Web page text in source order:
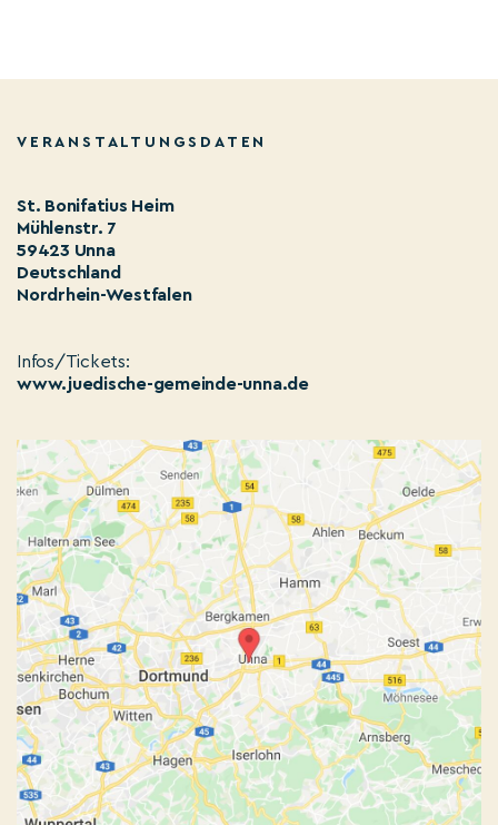
VERANSTALTUNGSDATEN
St. Bonifatius Heim
Mühlenstr. 7
59423 Unna
Deutschland
Nordrhein-Westfalen
Infos/Tickets:
www.juedische-gemeinde-unna.de